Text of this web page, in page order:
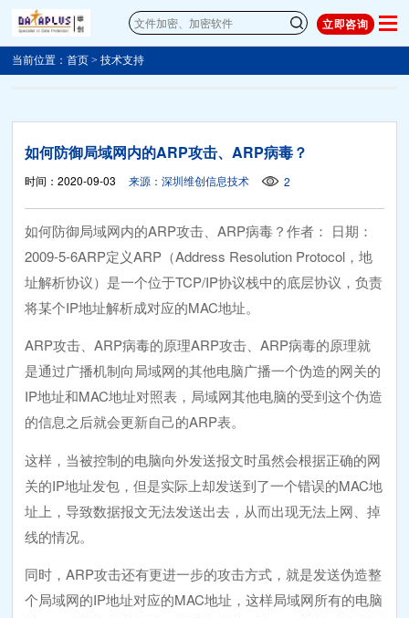
立即咨询
当前位置：首页 >技术支持
如何防御局域网内的ARP攻击、ARP病毒？
时间：2020-09-03 来源：深圳维创信息技术 2
如何防御局域网内的ARP攻击、ARP病毒？作者： 日期：
2009-5-6ARP定义ARP（Address Resolution Protocol，地
址解析协议）是一个位于TCP/IP协议栈中的底层协议，负责
将某个IP地址解析成对应的MAC地址。
ARP攻击、ARP病毒的原理ARP攻击、ARP病毒的原理就
是通过广播机制向局域网的其他电脑广播一个伪造的网关的
IP地址和MAC地址对照表，局域网其他电脑的受到这个伪造
的信息之后就会更新自己的ARP表。
这样，当被控制的电脑向外发送报文时虽然会根据正确的网
关的IP地址发包，但是实际上却发送到了一个错误的MAC地
址上，导致数据报文无法发送出去，从而出现无法上网、掉
线的情况。
同时，ARP攻击还有更进一步的攻击方式，就是发送伪造整
个局域网的IP地址对应的MAC地址，这样局域网所有的电脑